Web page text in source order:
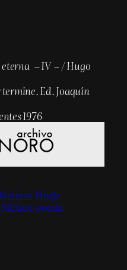
eterna – IV – / Hugo
Ed. Joaquín
1976
Hugo
México poesía